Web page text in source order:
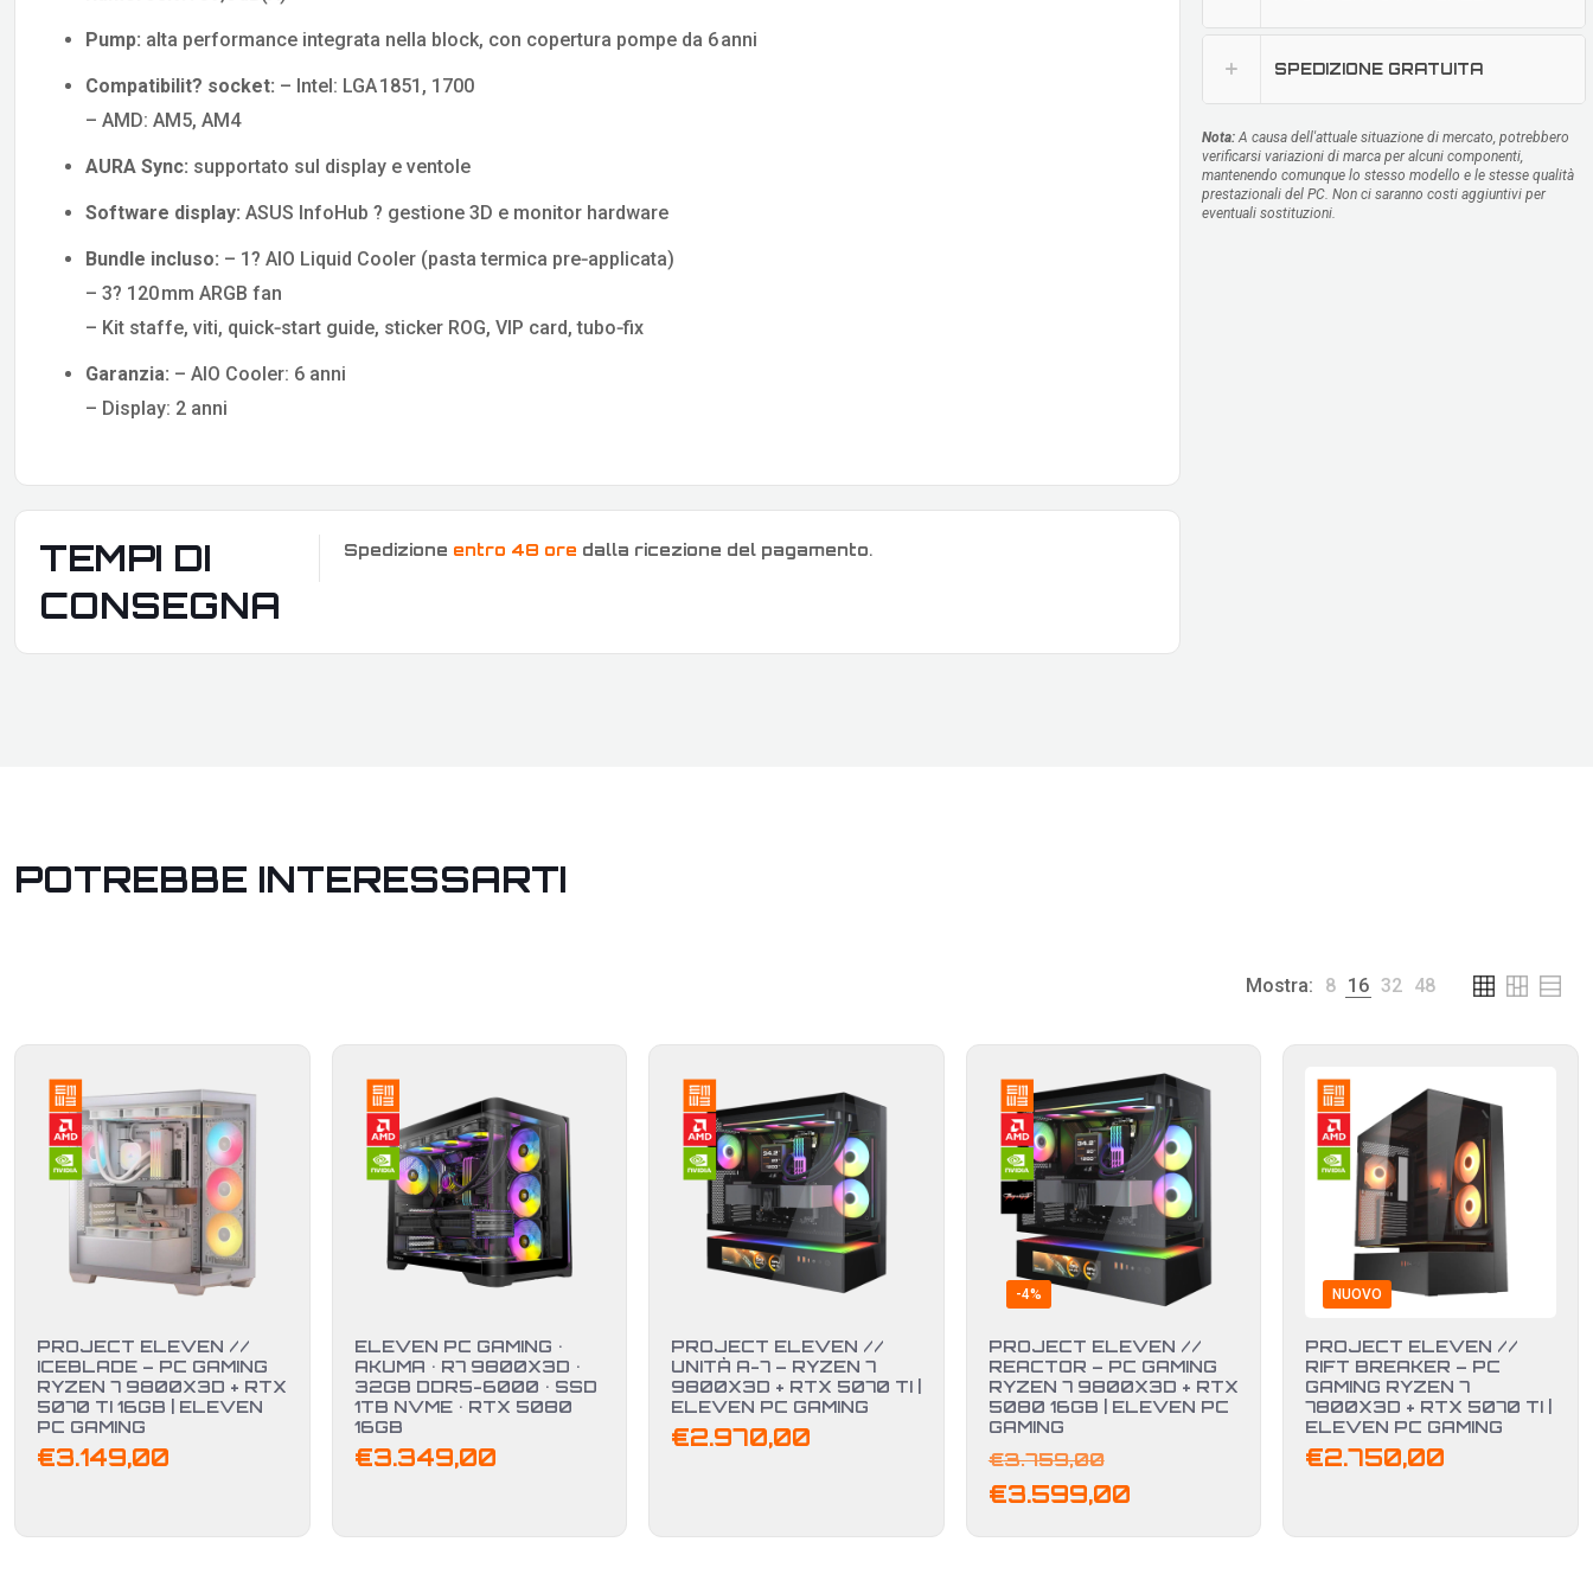
Pump: alta performance integrata nella block, con copertura pompe da 6 anni
Compatibilit? socket: – Intel: LGA 1851, 1700
– AMD: AM5, AM4
AURA Sync: supportato sul display e ventole
Software display: ASUS InfoHub ? gestione 3D e monitor hardware
Bundle incluso: – 1? AIO Liquid Cooler (pasta termica pre‑applicata)
– 3? 120 mm ARGB fan
– Kit staffe, viti, quick‑start guide, sticker ROG, VIP card, tubo‑fix
Garanzia: – AIO Cooler: 6 anni
– Display: 2 anni
TEMPI DI
CONSEGNA
Spedizione entro 48 ore dalla ricezione del pagamento.
SPEDIZIONE GRATUITA
Nota:A causa dell'attuale situazione di mercato, potrebbero
verificarsi variazioni di marca per alcuni componenti,
mantenendo comunque lo stesso modello e le stesse qualità
prestazionali del PC. Non ci saranno costi aggiuntivi per
eventuali sostituzioni.
POTREBBE INTERESSARTI
Mostra: 8 16 32 48
PROJECT ELEVEN //
ICEBLADE – PC GAMING
RYZEN 7 9800X3D + RTX
5070 TI 16GB | ELEVEN
PC GAMING
€3.149,00
ELEVEN PC GAMING •
AKUMA • R7 9800X3D •
32GB DDR5-6000 • SSD
1TB NVME • RTX 5080
16GB
€3.349,00
PROJECT ELEVEN //
UNITÀ A-7 – RYZEN 7
9800X3D + RTX 5070 TI |
ELEVEN PC GAMING
€2.970,00
-4%
PROJECT ELEVEN //
REACTOR – PC GAMING
RYZEN 7 9800X3D + RTX
5080 16GB | ELEVEN PC
GAMING
€3.759,00
prezzo
€3.599,00Il
NUOVO
PROJECT ELEVEN //
RIFT BREAKER – PC
GAMING RYZEN 7
7800X3D + RTX 5070 TI |
ELEVEN PC GAMING
€2.750,00